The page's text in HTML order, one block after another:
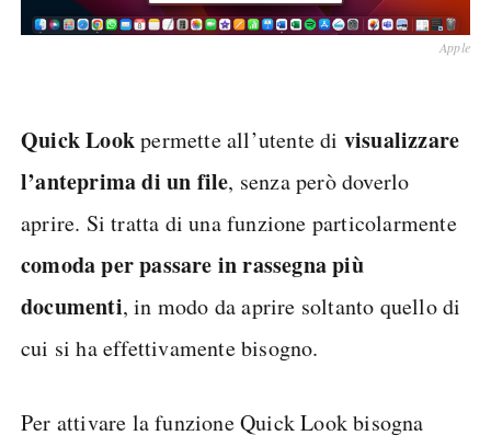
Apple
Quick Lookpermette all’utente di visualizzare
l’anteprima di un file, senza però doverlo
aprire. Si tratta di una funzione particolarmente
comoda per passare in rassegna più
documenti, in modo da aprire soltanto quello di
cui si ha effettivamente bisogno.
Per attivare la funzione Quick Look bisogna